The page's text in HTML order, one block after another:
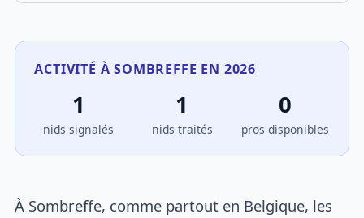
ACTIVITÉ À SOMBREFFE EN 2026
1
nids signalés
1
nids traités
0
pros disponibles
À Sombreffe, comme partout en Belgique, les